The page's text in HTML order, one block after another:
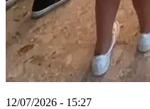
12/07/2026 - 15:27